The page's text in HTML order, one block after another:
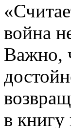
война
Важно,
в